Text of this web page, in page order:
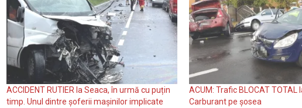
ACCIDENT RUTIER la Seaca, în urmă cu puțin
timp. Unul dintre șoferii mașinilor implicate
ACUM: Trafic BLOCAT TOTAL
Carburant pe șosea